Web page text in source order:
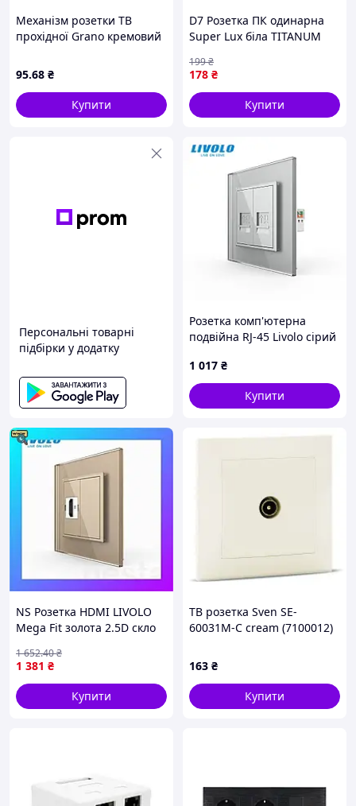
Механізм розетки ТВ
прохідної Grano кремовий
95.68 ₴
Купити
D7 Розетка ПК одинарна
Super Lux біла TITANUM
установки в стіну
електрична розетка для
MOD58L
178 ₴
199₴
Купити
Персональні товарні
підбірки у додатку
Розетка комп'ютерна
подвійна RJ-45 Livolo сірий
1 017 ₴
Купити
NS Розетка HDMI LIVOLO
Mega Fit золота 2.5D скло
1 381 ₴
1 652.40₴
Купити
ТВ розетка Sven SE-
60031M-C cream (7100012)
163 ₴
Купити